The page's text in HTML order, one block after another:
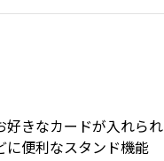
きなカードが入れられ
に便利なスタンド機能